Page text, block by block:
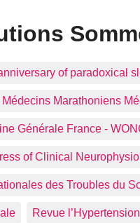
of paradoxical
Marathoniens
Générale France -
of Clinical
des Troubles du
Revue l’Hypertension